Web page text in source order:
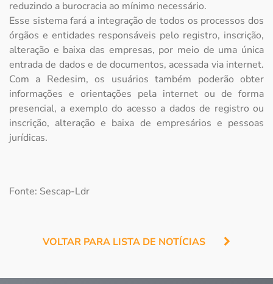
reduzindo a burocracia ao mínimo necessário.
Esse sistema fará a integração de todos os processos dos
órgãos e entidades responsáveis pelo registro, inscrição,
alteração e baixa das empresas, por meio de uma única
entrada de dados e de documentos, acessada via internet.
Com a Redesim, os usuários também poderão obter
informações e orientações pela internet ou de forma
presencial, a exemplo do acesso a dados de registro ou
inscrição, alteração e baixa de empresários e pessoas
jurídicas.
Fonte: Sescap-Ldr
VOLTAR PARA LISTA DE NOTÍCIAS